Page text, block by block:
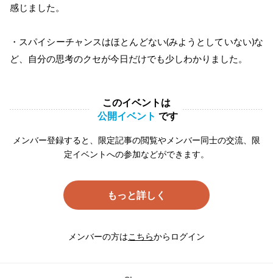
感じました。
・スパイシーチャンスはほとんどない(みようとしていない)な
ど、自分の思考のクセが今日だけでも少しわかりました。
このイベントは
公開イベント です
メンバー登録すると、限定記事の閲覧やメンバー同士の交流、限
定イベントへの参加などができます。
もっと詳しく
メンバーの方はこちらからログイン